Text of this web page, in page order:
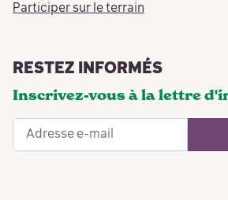
Participer sur le terrain
RESTEZ INFORMÉS
Inscrivez-vous à la lettre